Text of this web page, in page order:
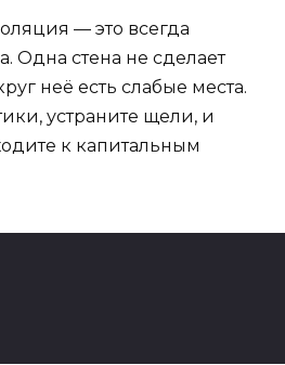
— это всегда
Одна стена не сделает
неё есть слабые места.
устраните щели, и
к капитальным